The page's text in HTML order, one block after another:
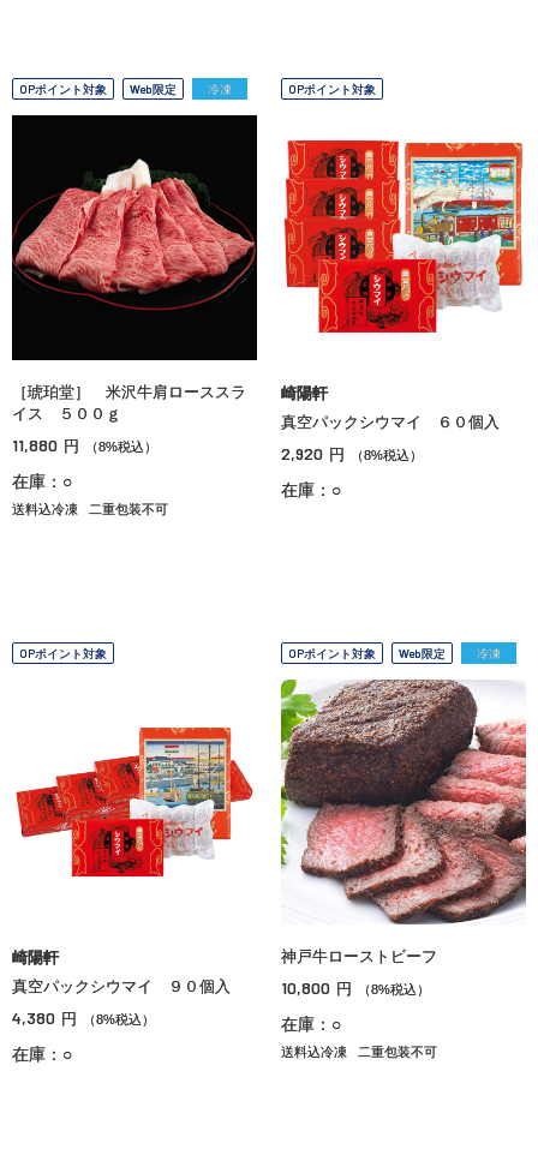
OPポイント対象 Web限定 冷凍
［琥珀堂］ 米沢牛肩ローススラ
イス ５００ｇ
11,880 円 （8%税込）
在庫：○
送料込冷凍 二重包装不可
OPポイント対象
崎陽軒
真空パックシウマイ ６０個入
2,920 円 （8%税込）
在庫：○
OPポイント対象
崎陽軒
真空パックシウマイ ９０個入
4,380 円 （8%税込）
在庫：○
OPポイント対象 Web限定 冷凍
神戸牛ローストビーフ
10,800 円 （8%税込）
在庫：○
送料込冷凍 二重包装不可